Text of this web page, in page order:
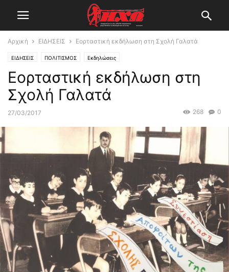
Αρχική ΕΙΔΗΣΕΙΣ Εορταστική εκδήλωση στη Σχολή Γαλατά
ΕΙΔΗΣΕΙΣ ΠΟΛΙΤΙΣΜΟΣ Εκδηλώσεις
Εορταστική εκδήλωση στη
Σχολή Γαλατά
27/03/2017 0
268